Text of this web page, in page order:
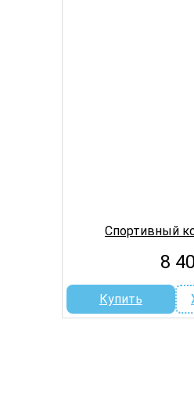
Спортивный
8
Купить